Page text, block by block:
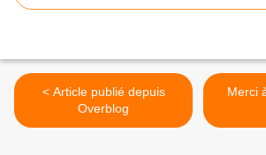
< Article publié depuis
Overblog